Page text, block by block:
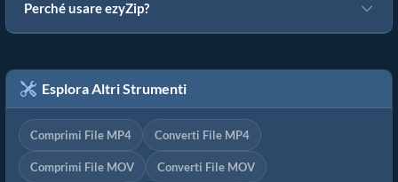
Perché usare ezyZip?
Esplora Altri Strumenti
Comprimi File MP4 Converti File MP4
Comprimi File MOV Converti File MOV